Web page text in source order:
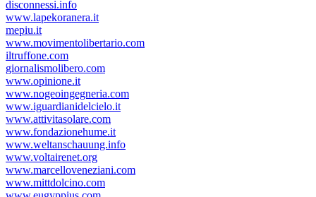
disconnessi.info
www.lapekoranera.it
mepiu.it
www.movimentolibertario.com
iltruffone.com
giornalismolibero.com
www.opinione.it
www.nogeoingegneria.com
www.iguardianidelcielo.it
www.attivitasolare.com
www.fondazionehume.it
www.weltanschauung.info
www.voltairenet.org
www.marcelloveneziani.com
www.mittdolcino.com